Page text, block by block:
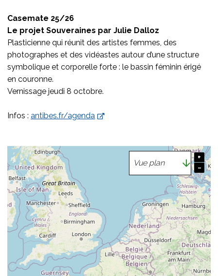
Casemate 25/26
Le projet Souveraines par Julie Dalloz
Plasticienne qui réunit des artistes femmes, des
photographes et des vidéastes autour d’une structure
symbolique et corporelle forte : le bassin féminin érigé
en couronne.
Vernissage jeudi 8 octobre.
Infos : antibes.fr/agenda
+
−